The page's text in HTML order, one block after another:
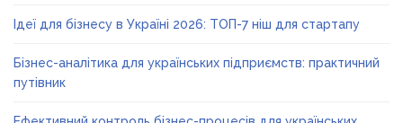
Ідеї для бізнесу в Україні 2026: ТОП-7 ніш для стартапу
Бізнес-аналітика для українських підприємств: практичний
путівник